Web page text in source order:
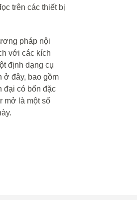
trên các thiết bị
pháp nội
với các kích
định dạng cụ
ở đây, bao gồm
đại có bốn đặc
mở là một số